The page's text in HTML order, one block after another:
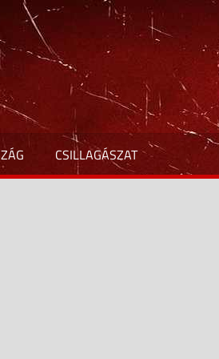
CSILLAGÁSZAT